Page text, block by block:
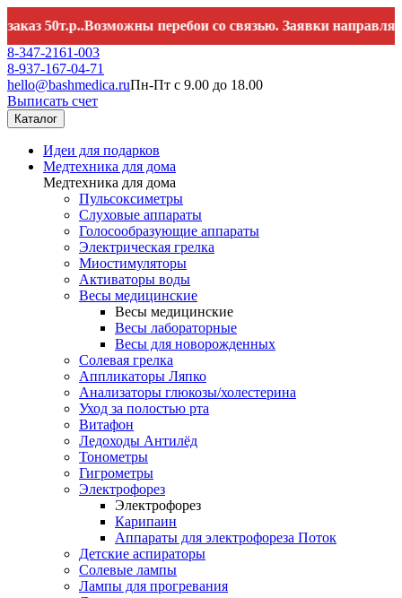
перебои со связью. Заявки направляйте на
8-347-2161-003
8-937-167-04-71
hello@bashmedica.ruПн-Пт с 9.00 до 18.00
Выписать счет
Каталог
Идеи для подарков
Медтехника для дома
Медтехника для дома
Пульсоксиметры
Слуховые аппараты
Голосообразующие аппараты
Электрическая грелка
Миостимуляторы
Активаторы воды
Весы медицинские
Весы медицинские
Весы лабораторные
Весы для новорожденных
Солевая грелка
Аппликаторы Ляпко
Анализаторы глюкозы/холестерина
Уход за полостью рта
Витафон
Ледоходы Антилёд
Тонометры
Гигрометры
Электрофорез
Электрофорез
Карипаин
Аппараты для электрофореза Поток
Детские аспираторы
Солевые лампы
Лампы для прогревания